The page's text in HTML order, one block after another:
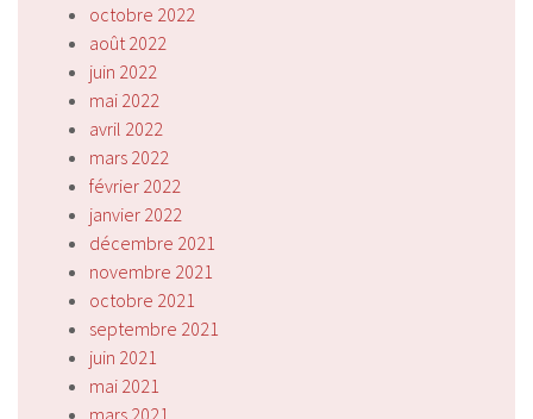
octobre 2022
août 2022
juin 2022
mai 2022
avril 2022
mars 2022
février 2022
janvier 2022
décembre 2021
novembre 2021
octobre 2021
septembre 2021
juin 2021
mai 2021